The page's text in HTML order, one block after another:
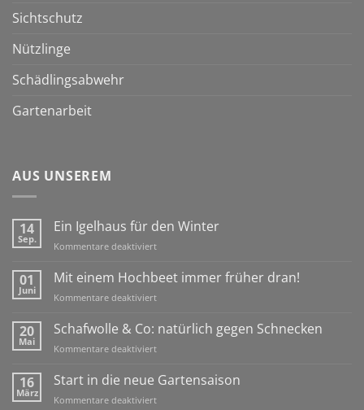
Sichtschutz
Nützlinge
Schädlingsabwehr
Gartenarbeit
AUS UNSEREM
14
Sep.
Ein Igelhaus für den Winter
Kommentare deaktiviertfür
Igelhaus
für
den
01
Juni
Mit einem Hochbeet immer früher dran!
Kommentare deaktiviertfür
einem
Hochbeet
immer
dran!
20
Mai
Schafwolle & Co: natürlich gegen Schnecken
Kommentare deaktiviertfür
&
Co:
natürlich
16
März
Start in die neue Gartensaison
Kommentare deaktiviertfür